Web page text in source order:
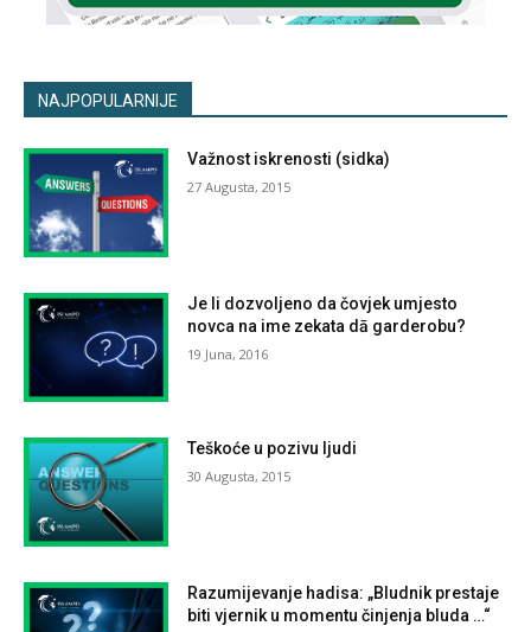
NAJPOPULARNIJE
Važnost iskrenosti (sidka)
27 Augusta, 2015
Je li dozvoljeno da čovjek umjesto
novca na ime zekata dā garderobu?
19 Juna, 2016
Teškoće u pozivu ljudi
30 Augusta, 2015
Razumijevanje hadisa: „Bludnik prestaje
biti vjernik u momentu činjenja bluda …“